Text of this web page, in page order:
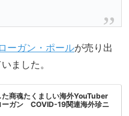
ローガン・ポールが売り出
ました。
た商魂たくましい海外YouTuber
ーガン COVID-19関連海外珍ニ